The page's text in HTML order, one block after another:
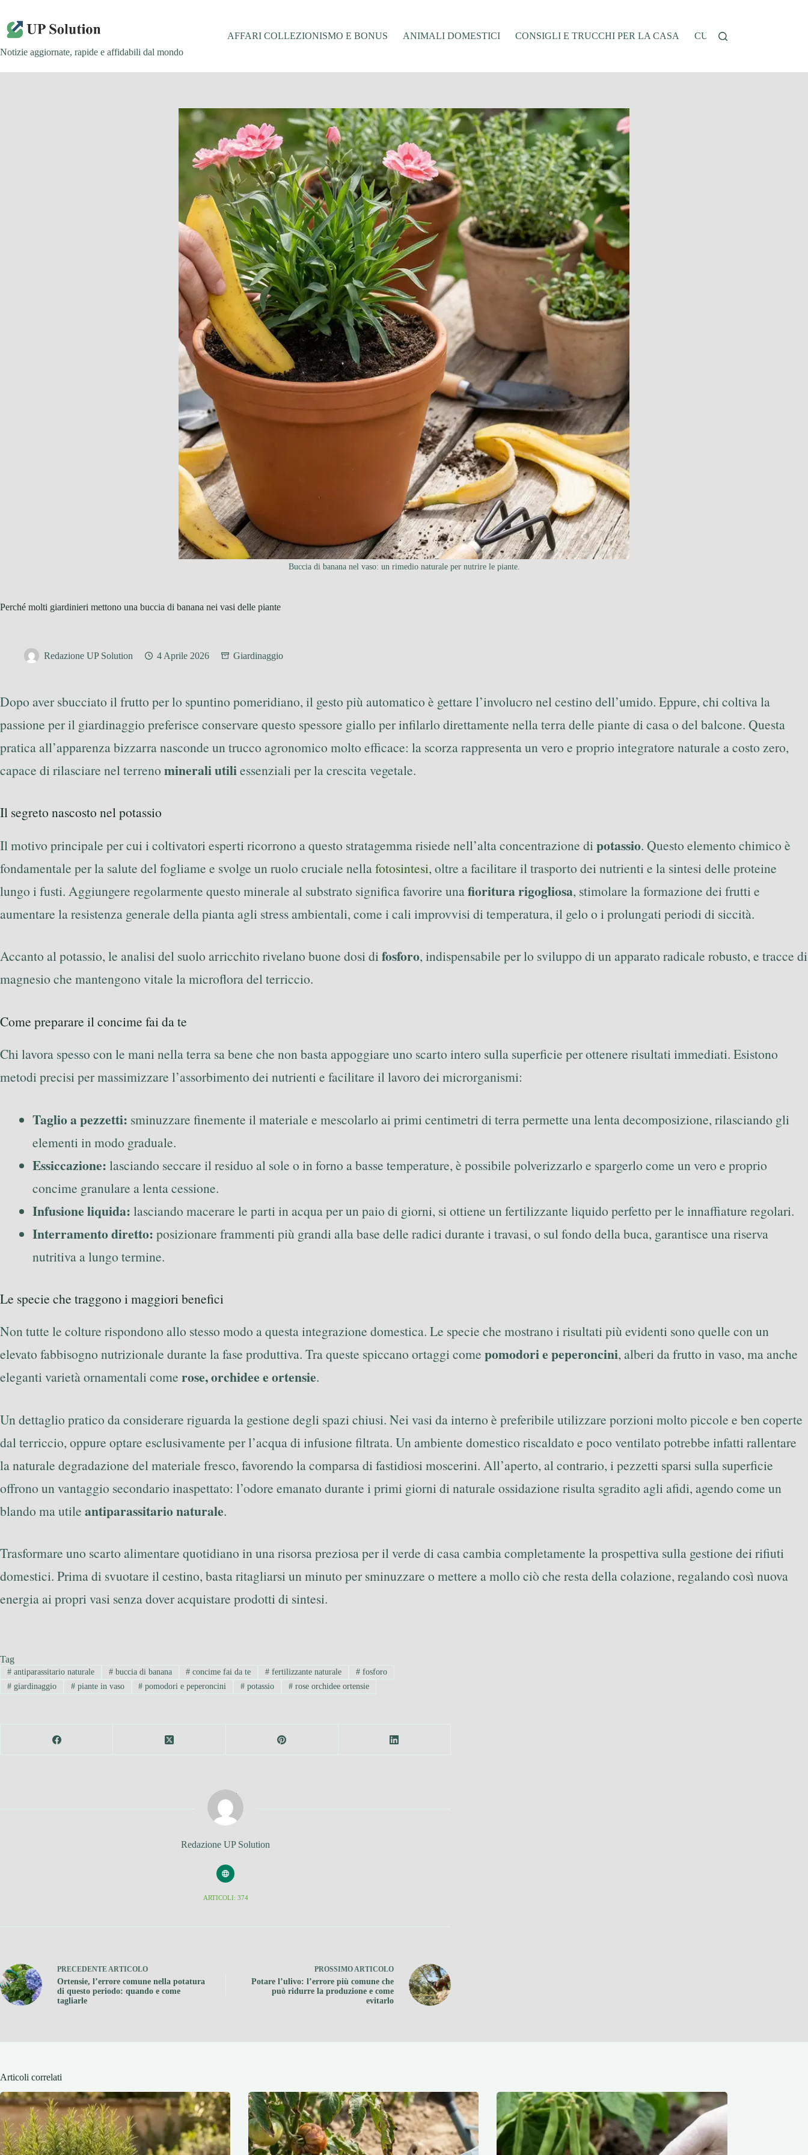
contenuto
Notizie aggiornate, rapide e affidabili dal mondo
AFFARI COLLEZIONISMO E BONUS ANIMALI DOMESTICI CONSIGLI E TRUCCHI PER LA CASA CUCINA E RICETTE
Buccia di banana nel vaso: un rimedio naturale per nutrire le piante.
Perché molti giardinieri mettono una buccia di banana nei vasi delle piante
Redazione UP Solution 4 Aprile 2026 Giardinaggio
Dopo aver sbucciato il frutto per lo spuntino pomeridiano, il gesto più automatico è gettare l’involucro nel cestino dell’umido. Eppure, chi coltiva la
passione per il giardinaggio preferisce conservare questo spessore giallo per infilarlo direttamente nella terra delle piante di casa o del balcone. Questa
pratica all’apparenza bizzarra nasconde un trucco agronomico molto efficace: la scorza rappresenta un vero e proprio integratore naturale a costo zero,
capace di rilasciare nel terreno minerali utiliessenziali per la crescita vegetale.
Il segreto nascosto nel potassio
Il motivo principale per cui i coltivatori esperti ricorrono a questo stratagemma risiede nell’alta concentrazione dipotassio. Questo elemento chimico è
fondamentale per la salute del fogliame e svolge un ruolo cruciale nellafotosintesi, oltre a facilitare il trasporto dei nutrienti e la sintesi delle proteine
lungo i fusti. Aggiungere regolarmente questo minerale al substrato significa favorire unafioritura rigogliosa, stimolare la formazione dei frutti e
aumentare la resistenza generale della pianta agli stress ambientali, come i cali improvvisi di temperatura, il gelo o i prolungati periodi di siccità.
Accanto al potassio, le analisi del suolo arricchito rivelano buone dosi difosforo, indispensabile per lo sviluppo di un apparato radicale robusto, e tracce di
magnesio che mantengono vitale la microflora del terriccio.
Come preparare il concime fai da te
Chi lavora spesso con le mani nella terra sa bene che non basta appoggiare uno scarto intero sulla superficie per ottenere risultati immediati. Esistono
metodi precisi per massimizzare l’assorbimento dei nutrienti e facilitare il lavoro dei microrganismi:
Taglio a pezzetti: sminuzzare finemente il materiale e mescolarlo ai primi centimetri di terra permette una lenta decomposizione, rilasciando gli
elementi in modo graduale.
Essiccazione: lasciando seccare il residuo al sole o in forno a basse temperature, è possibile polverizzarlo e spargerlo come un vero e proprio
concime granulare a lenta cessione.
Infusione liquida: lasciando macerare le parti in acqua per un paio di giorni, si ottiene un fertilizzante liquido perfetto per le innaffiature regolari.
Interramento diretto: posizionare frammenti più grandi alla base delle radici durante i travasi, o sul fondo della buca, garantisce una riserva
nutritiva a lungo termine.
Le specie che traggono i maggiori benefici
Non tutte le colture rispondono allo stesso modo a questa integrazione domestica. Le specie che mostrano i risultati più evidenti sono quelle con un
elevato fabbisogno nutrizionale durante la fase produttiva. Tra queste spiccano ortaggi come pomodori e peperoncini, alberi da frutto in vaso, ma anche
eleganti varietà ornamentali come rose, orchidee e ortensie.
Un dettaglio pratico da considerare riguarda la gestione degli spazi chiusi. Nei vasi da interno è preferibile utilizzare porzioni molto piccole e ben coperte
dal terriccio, oppure optare esclusivamente per l’acqua di infusione filtrata. Un ambiente domestico riscaldato e poco ventilato potrebbe infatti rallentare
la naturale degradazione del materiale fresco, favorendo la comparsa di fastidiosi moscerini. All’aperto, al contrario, i pezzetti sparsi sulla superficie
offrono un vantaggio secondario inaspettato: l’odore emanato durante i primi giorni di naturale ossidazione risulta sgradito agli afidi, agendo come un
blando ma utile antiparassitario naturale.
Trasformare uno scarto alimentare quotidiano in una risorsa preziosa per il verde di casa cambia completamente la prospettiva sulla gestione dei rifiuti
domestici. Prima di svuotare il cestino, basta ritagliarsi un minuto per sminuzzare o mettere a mollo ciò che resta della colazione, regalando così nuova
energia ai propri vasi senza dover acquistare prodotti di sintesi.
Tag
#antiparassitario naturale #buccia di banana # concime fai da te # fertilizzante naturale # fosforo
#giardinaggio #piante in vaso # pomodori e peperoncini # potassio # rose orchidee ortensie
Redazione UP Solution
ARTICOLI: 374
PRECEDENTEARTICOLO
Ortensie, l’errore comune nella potatura
di questo periodo: quando e come
tagliarle
PROSSIMOARTICOLO
Potare l’ulivo: l’errore più comune che
può ridurre la produzione e come
evitarlo
Articoli correlati